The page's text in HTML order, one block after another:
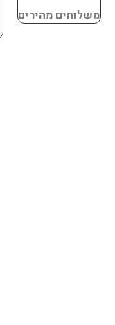
משלוחים מהירים